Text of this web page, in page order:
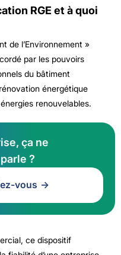
RGE et à quoi
de l’Environnement »
par les pouvoirs
du bâtiment
énergétique
renouvelables.
ça ne
?
vous
ce dispositif